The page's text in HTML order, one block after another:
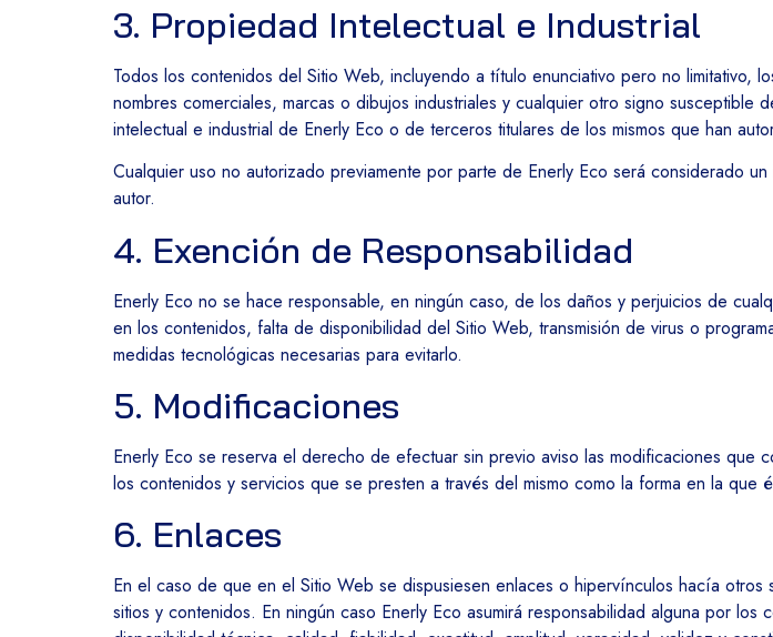
3. Propiedad Intelectual e Industrial
Todos los contenidos del Sitio Web, incluyendo a título enunciativo pero no
nombres comerciales, marcas o dibujos industriales y cualquier otro signo
intelectual e industrial de Enerly Eco o de terceros titulares de los mismos que han
Cualquier uso no autorizado previamente por parte de Enerly Eco será considerado
autor.
4. Exención de Responsabilidad
Enerly Eco no se hace responsable, en ningún caso, de los daños y perjuicios de
en los contenidos, falta de disponibilidad del Sitio Web, transmisión de virus o
medidas tecnológicas necesarias para evitarlo.
5. Modificaciones
Enerly Eco se reserva el derecho de efectuar sin previo aviso las modificaciones que
los contenidos y servicios que se presten a través del mismo como la forma en la
6. Enlaces
En el caso de que en el Sitio Web se dispusiesen enlaces o hipervínculos hacía
sitios y contenidos. En ningún caso Enerly Eco asumirá responsabilidad alguna por